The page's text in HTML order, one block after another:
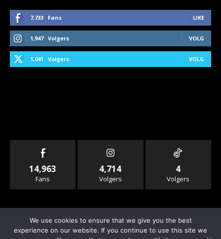
7,733 Fans LIKE
1,947 Volgers VOLG
1,041 Volgers VOLG
14,963
Fans
4,714
Volgers
4
Volgers
We use cookies to ensure that we give you the best
experience on our website. If you continue to use this site we